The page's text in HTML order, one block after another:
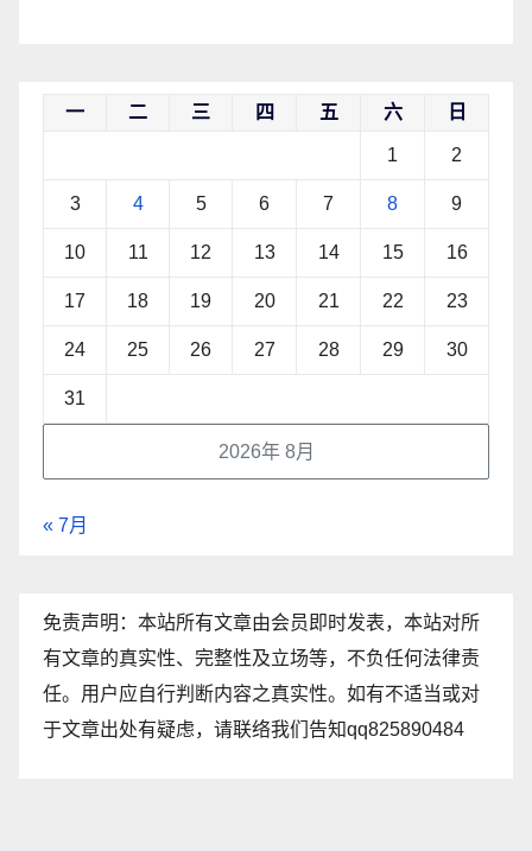
2026年 8月
一 二 三 四 五 六 日
1 2
3 4 5 6 7 8 9
10 11 12 13 14 15 16
17 18 19 20 21 22 23
24 25 26 27 28 29 30
31
« 7月
免责声明：本站所有文章由会员即时发表，本站对所
有文章的真实性、完整性及立场等，不负任何法律责
任。用户应自行判断内容之真实性。如有不适当或对
于文章出处有疑虑，请联络我们告知qq825890484